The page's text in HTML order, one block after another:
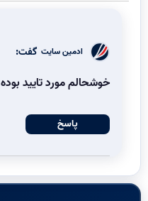
ادمین سایت گفت:
خوشحالم مورد تایید بوده
پاسخ